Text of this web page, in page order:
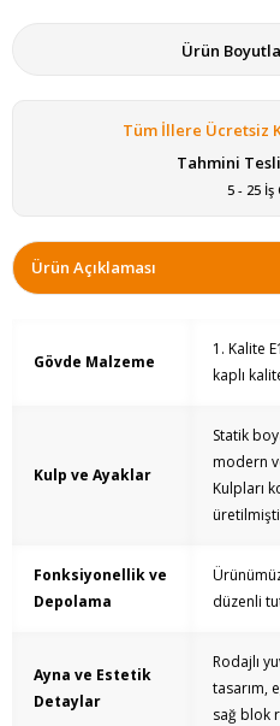
Ürün
Tüm İllere Ücretsiz
Tahmini
5 - 25 İş
Ürün Açıklaması
Gövde Malzeme
1. Kalite
kaplı
Kulp ve Ayaklar
Statik
modern
Kulpları
Fonksiyonellik ve
Depolama
düzenli
Ayna ve Estetik
Detaylar
Rodajlı
tasarım,
sağ blok